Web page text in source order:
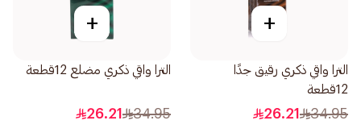
+
الترا واقي ذكري رقيق جدًا
12قطعة
34.95
26.21
+
الترا واقي ذكري مضلع 12قطعة
34.95
26.21